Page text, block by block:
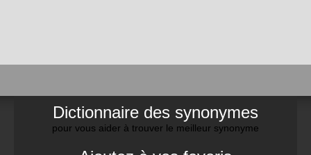
Dictionnaire des synonymes
pour vous aider à trouver le meilleur synonyme